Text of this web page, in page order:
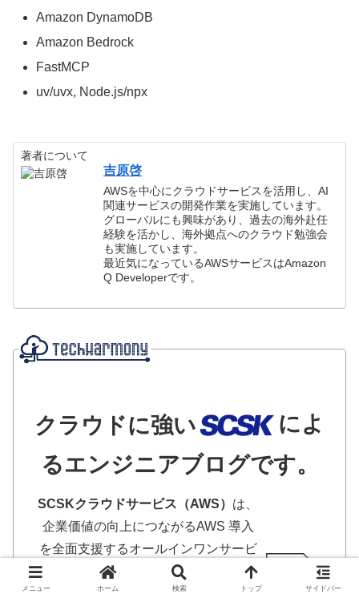
Amazon DynamoDB
Amazon Bedrock
FastMCP
uv/uvx, Node.js/npx
著者について
吉原啓
AWSを中心にクラウドサービスを活用し、AI
関連サービスの開発作業を実施しています。
グローバルにも興味があり、過去の海外赴任
経験を活かし、海外拠点へのクラウド勉強会
も実施しています。
最近気になっているAWSサービスはAmazon
Q Developerです。
クラウドに強い
によ
るエンジニアブログです。
SCSKクラウドサービス（AWS） は、
企業価値の向上につながるAWS 導入
を全面支援するオールインワンサービ
スです。AWS最上位パートナーとし
て、多種多様な業界のシステム構築実
メニュー ホーム 検索 トップ サイドバー